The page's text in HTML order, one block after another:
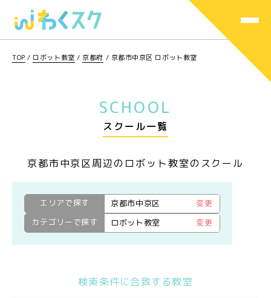
TOP / ロボット教室 / 京都府 / 京都市中京区 ロボット教室
SCHOOL
スクール一覧
京都市中京区周辺のロボット教室のスクール
エリアで探す 京都市中京区
変更
カテゴリーで探す
ロボット教室 変更
検索条件に合致する教室